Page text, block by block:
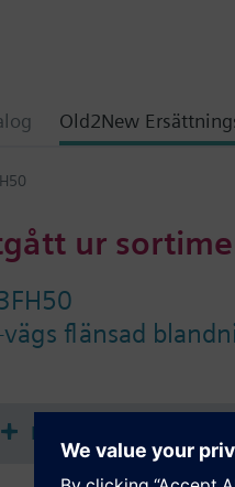
Old2New
ur
flänsad
Dokumentation